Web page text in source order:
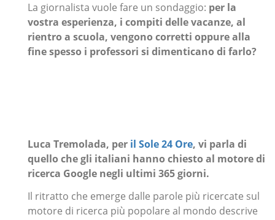
La giornalista vuole fare un sondaggio: per la
vostra esperienza, i compiti delle vacanze, al
rientro a scuola, vengono corretti oppure alla
fine spesso i professori si dimenticano di farlo?
Luca Tremolada, per il Sole 24 Ore, vi parla di
quello che gli italiani hanno chiesto al motore di
ricerca Google negli ultimi 365 giorni.
Il ritratto che emerge dalle parole più ricercate sul
motore di ricerca più popolare al mondo descrive